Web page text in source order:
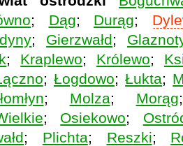
; Dąg; Durąg;
; Gierzwałd;
; Kraplewo; Królewo;
; Łogdowo;Łukta;
; Molza; Morąg
; Osiekowo;
; Plichta; Reszki;